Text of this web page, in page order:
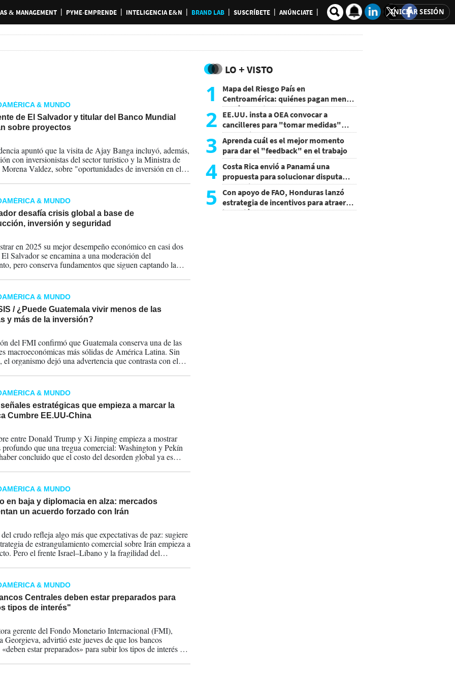
& MANAGEMENT PYME-EMPRENDE INTELIGENCIA E&N BRAND LAB SUSCRÍBETE ANÚNCIATE INICIAR SESIÓN
& MUNDO
de El Salvador y titular del Banco Mundial
sobre proyectos
apuntó que la visita de Ajay Banga incluyó, además,
con inversionistas del sector turístico y la Ministra de
Valdez, sobre "oportunidades de inversión en el
& MUNDO
desafía crisis global a base de
inversión y seguridad
en 2025 su mejor desempeño económico en casi dos
El Salvador se encamina a una moderación del
pero conserva fundamentos que siguen captando la
de infraestructura y la consolidación fiscal compensarían
de las presiones externas.
& MUNDO
/ ¿Puede Guatemala vivir menos de las
y más de la inversión?
del FMI confirmó que Guatemala conserva una de las
macroeconómicas más sólidas de América Latina. Sin
el organismo dejó una advertencia que contrasta con el
enfrenta déficits estructurales en infraestructura e
y necesita reformas profundas si quiere convertirse
de inversión de primer nivel.
& MUNDO
estratégicas que empieza a marcar la
Cumbre EE.UU-China
entre Donald Trump y Xi Jinping empieza a mostrar
profundo que una tregua comercial: Washington y Pekín
concluido que el costo del desorden global ya es
& MUNDO
en baja y diplomacia en alza: mercados
un acuerdo forzado con Irán
crudo refleja algo más que expectativas de paz: sugiere
de estrangulamiento comercial sobre Irán empieza a
Pero el frente Israel–Líbano y la fragilidad del
& MUNDO
Centrales deben estar preparados para
tipos de interés"
gerente del Fondo Monetario Internacional (FMI),
Georgieva, advirtió este jueves de que los bancos
«deben estar preparados» para subir los tipos de interés y
inflacionarias.
LO + VISTO
1
Mapa del Riesgo País en
Centroamérica: quiénes pagan menos
y cuáles mejoraron
2 EE.UU. insta a OEA convocar a
cancilleres para "tomar medidas"
sobre Nicaragua
3 Aprenda cuál es el mejor momento
para dar el "feedback" en el trabajo
4 Costa Rica envió a Panamá una
propuesta para solucionar disputa
comercial
5
Con apoyo de FAO, Honduras lanzó
estrategia de incentivos para atraer
inversión al agro